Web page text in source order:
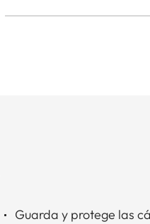
Guarda y protege las